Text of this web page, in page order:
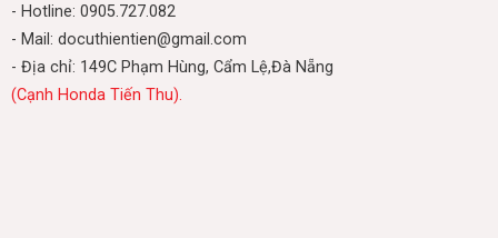
- Hotline: 0905.727.082
- Mail: docuthientien@gmail.com
- Địa chỉ: 149C Phạm Hùng, Cẩm Lệ,Đà Nẵng
(Cạnh Honda Tiến Thu).